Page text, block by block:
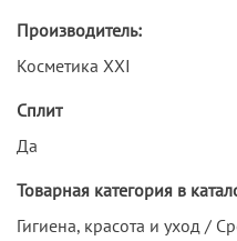
Производитель:
Косметика XXI
Сплит
Да
Товарная категория в
Гигиена, красота и уход /